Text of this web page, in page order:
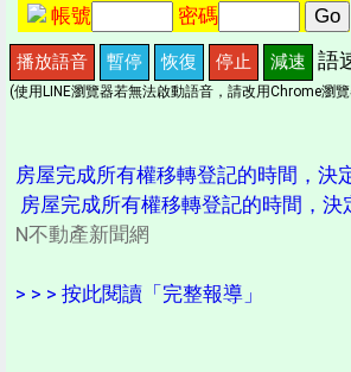
帳號
密碼
播放語音 暫停 恢復 停止 減速 語
(使用LINE瀏覽器若無法啟動語音，請改用Chrome瀏
房屋完成所有權移轉登記的時間，決
房屋完成所有權移轉登記的時間，決
N不動產新聞網
> > > 按此閱讀「完整報導」